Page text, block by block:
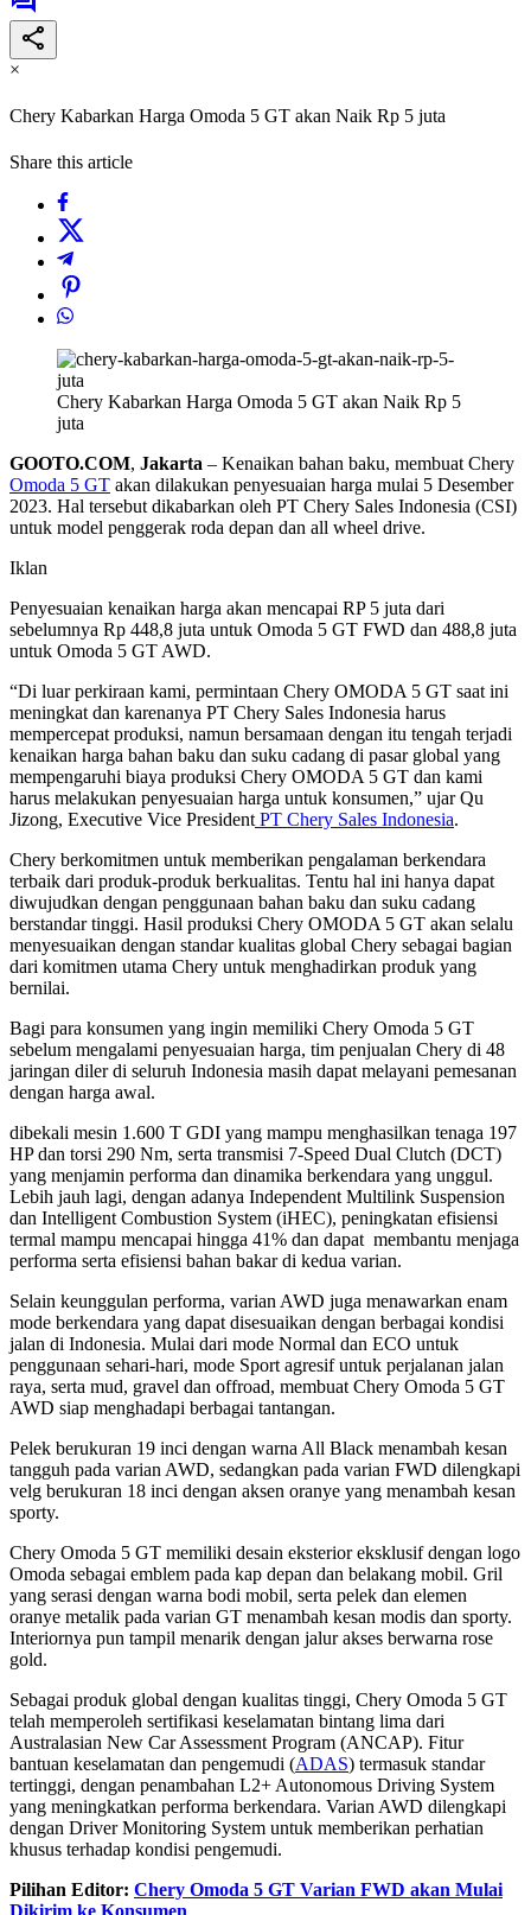
×
Chery Kabarkan Harga Omoda 5 GT akan Naik Rp 5 juta
Share this article
Chery Kabarkan Harga Omoda 5 GT akan Naik Rp 5
juta
GOOTO.COM, Jakarta – Kenaikan bahan baku, membuat Chery
Omoda 5 GT akan dilakukan penyesuaian harga mulai 5 Desember
2023. Hal tersebut dikabarkan oleh PT Chery Sales Indonesia (CSI)
untuk model penggerak roda depan dan all wheel drive.
Iklan
Penyesuaian kenaikan harga akan mencapai RP 5 juta dari
sebelumnya Rp 448,8 juta untuk Omoda 5 GT FWD dan 488,8 juta
untuk Omoda 5 GT AWD.
“Di luar perkiraan kami, permintaan Chery OMODA 5 GT saat ini
meningkat dan karenanya PT Chery Sales Indonesia harus
mempercepat produksi, namun bersamaan dengan itu tengah terjadi
kenaikan harga bahan baku dan suku cadang di pasar global yang
mempengaruhi biaya produksi Chery OMODA 5 GT dan kami
harus melakukan penyesuaian harga untuk konsumen,” ujar Qu
Jizong, Executive Vice President PT Chery Sales Indonesia.
Chery berkomitmen untuk memberikan pengalaman berkendara
terbaik dari produk-produk berkualitas. Tentu hal ini hanya dapat
diwujudkan dengan penggunaan bahan baku dan suku cadang
berstandar tinggi. Hasil produksi Chery OMODA 5 GT akan selalu
menyesuaikan dengan standar kualitas global Chery sebagai bagian
dari komitmen utama Chery untuk menghadirkan produk yang
bernilai.
Bagi para konsumen yang ingin memiliki Chery Omoda 5 GT
sebelum mengalami penyesuaian harga, tim penjualan Chery di 48
jaringan diler di seluruh Indonesia masih dapat melayani pemesanan
dengan harga awal.
dibekali mesin 1.600 T GDI yang mampu menghasilkan tenaga 197
HP dan torsi 290 Nm, serta transmisi 7-Speed Dual Clutch (DCT)
yang menjamin performa dan dinamika berkendara yang unggul.
Lebih jauh lagi, dengan adanya Independent Multilink Suspension
dan Intelligent Combustion System (iHEC), peningkatan efisiensi
termal mampu mencapai hingga 41% dan dapat membantu menjaga
performa serta efisiensi bahan bakar di kedua varian.
Selain keunggulan performa, varian AWD juga menawarkan enam
mode berkendara yang dapat disesuaikan dengan berbagai kondisi
jalan di Indonesia. Mulai dari mode Normal dan ECO untuk
penggunaan sehari-hari, mode Sport agresif untuk perjalanan jalan
raya, serta mud, gravel dan offroad, membuat Chery Omoda 5 GT
AWD siap menghadapi berbagai tantangan.
Pelek berukuran 19 inci dengan warna All Black menambah kesan
tangguh pada varian AWD, sedangkan pada varian FWD dilengkapi
velg berukuran 18 inci dengan aksen oranye yang menambah kesan
sporty.
Chery Omoda 5 GT memiliki desain eksterior eksklusif dengan logo
Omoda sebagai emblem pada kap depan dan belakang mobil. Gril
yang serasi dengan warna bodi mobil, serta pelek dan elemen
oranye metalik pada varian GT menambah kesan modis dan sporty.
Interiornya pun tampil menarik dengan jalur akses berwarna rose
gold.
Sebagai produk global dengan kualitas tinggi, Chery Omoda 5 GT
telah memperoleh sertifikasi keselamatan bintang lima dari
Australasian New Car Assessment Program (ANCAP). Fitur
bantuan keselamatan dan pengemudi (ADAS) termasuk standar
tertinggi, dengan penambahan L2+ Autonomous Driving System
yang meningkatkan performa berkendara. Varian AWD dilengkapi
dengan Driver Monitoring System untuk memberikan perhatian
khusus terhadap kondisi pengemudi.
Pilihan Editor: Chery Omoda 5 GT Varian FWD akan Mulai